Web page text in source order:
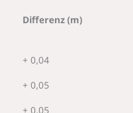
Differenz (m)
+ 0,04
+ 0,05
+ 0,05